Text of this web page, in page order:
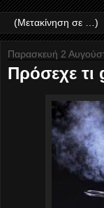
Παρασκευή 2
Πρόσεχε τι